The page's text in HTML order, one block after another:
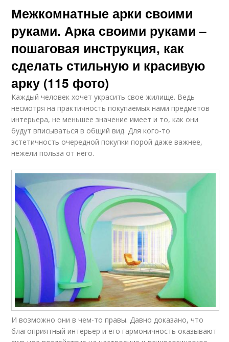
Межкомнатные арки своими
руками. Арка своими руками –
пошаговая инструкция, как
сделать стильную и красивую
арку (115 фото)
Каждый человек хочет украсить свое жилище. Ведь
несмотря на практичность покупаемых нами предметов
интерьера, не меньшее значение имеет и то, как они
будут вписываться в общий вид. Для кого-то
эстетичность очередной покупки порой даже важнее,
нежели польза от него.
И возможно они в чем-то правы. Давно доказано, что
благоприятный интерьер и его гармоничность оказывают